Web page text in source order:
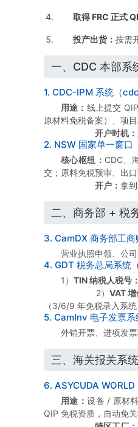
取得 FRC 正式
投产出货： 按需
一、CDC 本部系
1. CDC-IPM 系统（
用途： 线上提交
原材料免税备案）、项
开户时机：
2. NSW 国家单一窗口
核心枢纽： CDC、
交；原料免税预审、出口
开户： 拿
二、商务部 + 税
3. CamDX 商务部工商
营业执照申领、公
4. GDT 税务总局系统
1） TIN 纳税人税号：
2）VAT
（3/6/9 年免税录入系统
5. CamInv 电子发票系
外销开票、进项发
三、海关报关系
6. ASYCUDA WORLD
用途：设备 / 原材
QIP 免税资质，自动免关